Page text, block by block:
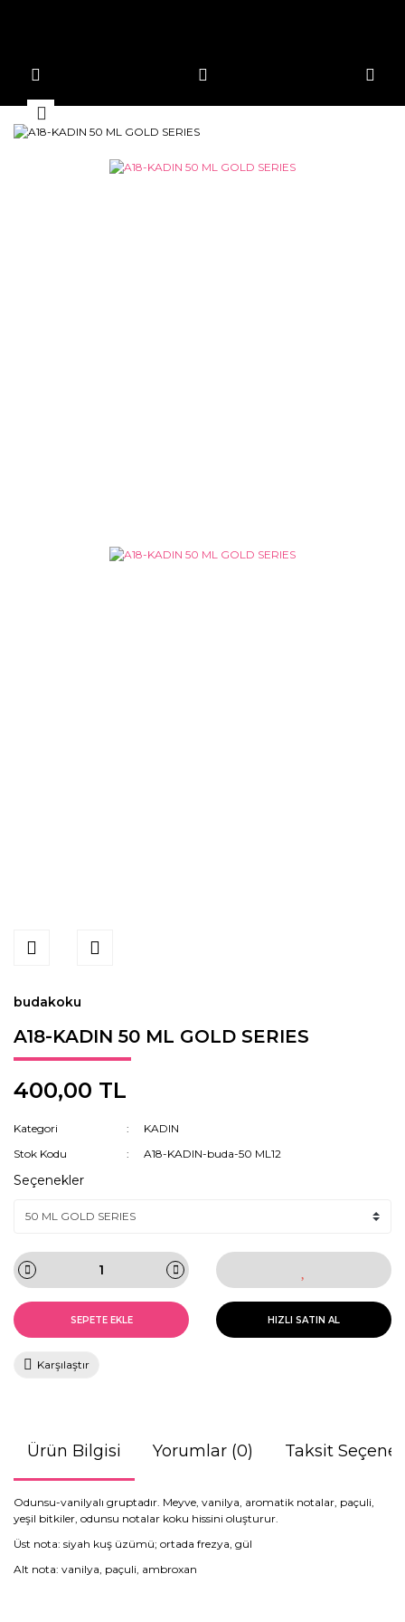
budakoku
A18-KADIN 50 ML GOLD SERIES
400,00 TL
Kategori
KADIN
Stok Kodu
A18-KADIN-buda-50 ML12
Seçenekler
SEPETE EKLE HIZLI SATIN AL
Karşılaştır
Ürün Bilgisi Yorumlar (0) Taksit
Odunsu-vanilyalı gruptadır. Meyve, vanilya, aromatik notalar, paçuli,
yeşil bitkiler, odunsu notalar koku hissini oluşturur.
Üst nota: siyah kuş üzümü; ortada frezya, gül
Alt nota: vanilya, paçuli, ambroxan